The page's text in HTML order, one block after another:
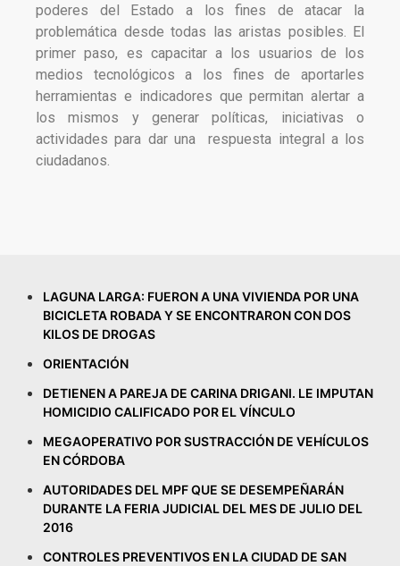
poderes del Estado a los fines de atacar la
problemática desde todas las aristas posibles. El
primer paso, es capacitar a los usuarios de los
medios tecnológicos a los fines de aportarles
herramientas e indicadores que permitan alertar a
los mismos y generar políticas, iniciativas o
actividades para dar una respuesta integral a los
ciudadanos.
LAGUNA LARGA: FUERON A UNA VIVIENDA POR UNA
BICICLETA ROBADA Y SE ENCONTRARON CON DOS
KILOS DE DROGAS
ORIENTACIÓN
DETIENEN A PAREJA DE CARINA DRIGANI. LE IMPUTAN
HOMICIDIO CALIFICADO POR EL VÍNCULO
MEGAOPERATIVO POR SUSTRACCIÓN DE VEHÍCULOS
EN CÓRDOBA
AUTORIDADES DEL MPF QUE SE DESEMPEÑARÁN
DURANTE LA FERIA JUDICIAL DEL MES DE JULIO DEL
2016
CONTROLES PREVENTIVOS EN LA CIUDAD DE SAN